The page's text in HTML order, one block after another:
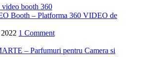
Booth – Platforma 360 VIDEO de
1 Comment
– Parfumuri pentru Camera si